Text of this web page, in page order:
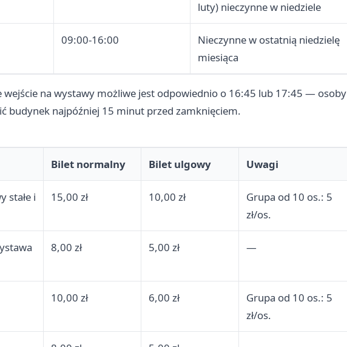
luty) nieczynne w niedziele
09:00-16:00
Nieczynne w ostatnią niedzielę
miesiąca
wejście na wystawy możliwe jest odpowiednio o 16:45 lub 17:45 — osoby
budynek najpóźniej 15 minut przed zamknięciem.
Bilet normalny Bilet ulgowy Uwagi
stałe i
15,00 zł 10,00 zł
Grupa od 10 os.: 5
zł/os.
8,00 zł 5,00 zł —
10,00 zł 6,00 zł
Grupa od 10 os.: 5
zł/os.